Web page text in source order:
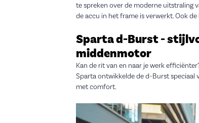
te spreken over de moderne uitstraling
de accu in het frame is verwerkt. Ook
Sparta d-Burst -
middenmotor
Kan de rit van en naar je werk
Sparta ontwikkelde de d-Burst
met comfort.